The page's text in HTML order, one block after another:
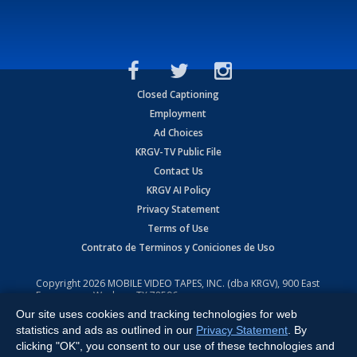
Closed Captioning
Employment
Ad Choices
KRGV-TV Public File
Contact Us
KRGV AI Policy
Privacy Statement
Terms of Use
Contrato de Terminos y Coniciones de Uso
Copyright2026 MOBILE VIDEO TAPES, INC. (dba KRGV), 900 East
Expressway, Weslaco, TX 78596.
All Rights Reserved. Powered by:Ruby Shore Software
Our site uses cookies and tracking technologies for web
statistics and ads as outlined in our Privacy Statement . By
clicking "OK", you consent to our use of these technologies and